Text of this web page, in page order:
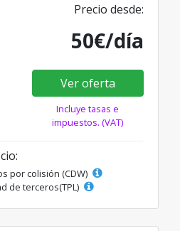
Precio desde:
50€/día
Ver oferta
Incluye tasas e
impuestos. (VAT)
por colisión (CDW)
de terceros(TPL)